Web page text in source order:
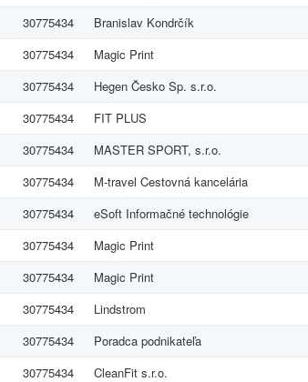
30775434 Branislav Kondrčík
30775434 Magic Print
30775434 Hegen Česko Sp. s.r.o.
30775434 FIT PLUS
30775434 MASTER SPORT, s.r.o.
30775434 M-travel Cestovná kancelária
30775434 eSoft Informačné technológie
30775434 Magic Print
30775434 Magic Print
30775434 Lindstrom
30775434 Poradca podnikateľa
30775434 CleanFit s.r.o.